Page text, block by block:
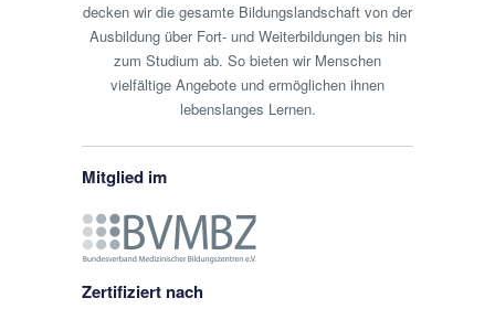
decken wir die gesamte Bildungslandschaft von der
Ausbildung über Fort- und Weiterbildungen bis hin
zum Studium ab. So bieten wir Menschen
vielfältige Angebote und ermöglichen ihnen
lebenslanges Lernen.
Mitglied im
Zertifiziert nach